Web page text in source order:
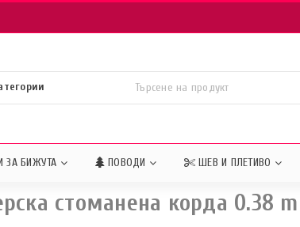
ЗА БИЖУТА ПОВОДИ ШЕВ И ПЛЕТИВО
стоманена корда 0.38